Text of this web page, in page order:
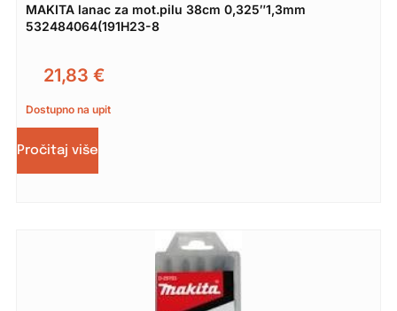
MAKITA lanac za mot.pilu 38cm 0,325″1,3mm
532484064(191H23-8
21,83 €
Dostupno na upit
Pročitaj više